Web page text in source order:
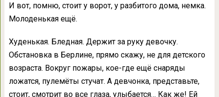
И вот, помню, стоит у ворот, у разбитого дома, немка.
Молоденькая ещё.
Худенькая. Бледная. Держит за руку девочку.
Обстановка в Берлине, прямо скажу, не для детского
возраста. Вокруг пожары, кое-где ещё снаряды
ложатся, пулемёты стучат. А девчонка, представьте,
стоит, смотрит во все глаза, улыбается… Как же! Ей